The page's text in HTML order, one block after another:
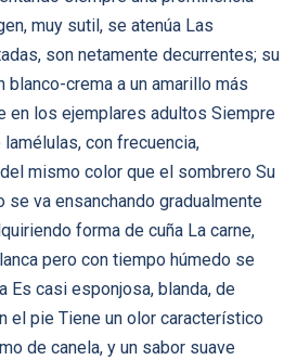
muy sutil, se atenúa Las
son netamente decurrentes; su
blanco-crema a un amarillo más
en los ejemplares adultos Siempre
con frecuencia,
mismo color que el sombrero Su
se va ensanchando gradualmente
forma de cuña La carne,
pero con tiempo húmedo se
Es casi esponjosa, blanda, de
el pie Tiene un olor característico
de canela, y un sabor suave